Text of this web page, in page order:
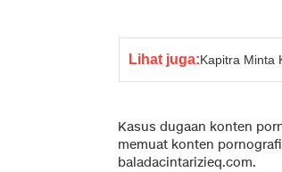
Lihat juga:Kapitra Minta
Kasus dugaan konten
memuat konten
baladacintarizieq.com.